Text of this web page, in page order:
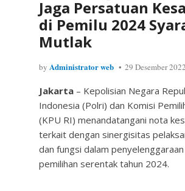
Jaga Persatuan
di Pemilu 2024
Mutlak
by Administrator web 29 Desember 2022
Jakarta – Kepolisian Negara
Indonesia (Polri) dan Komisi
(KPU RI) menandatangani nota
terkait dengan sinergisitas
dan fungsi dalam
pemilihan serentak tahun 2024.